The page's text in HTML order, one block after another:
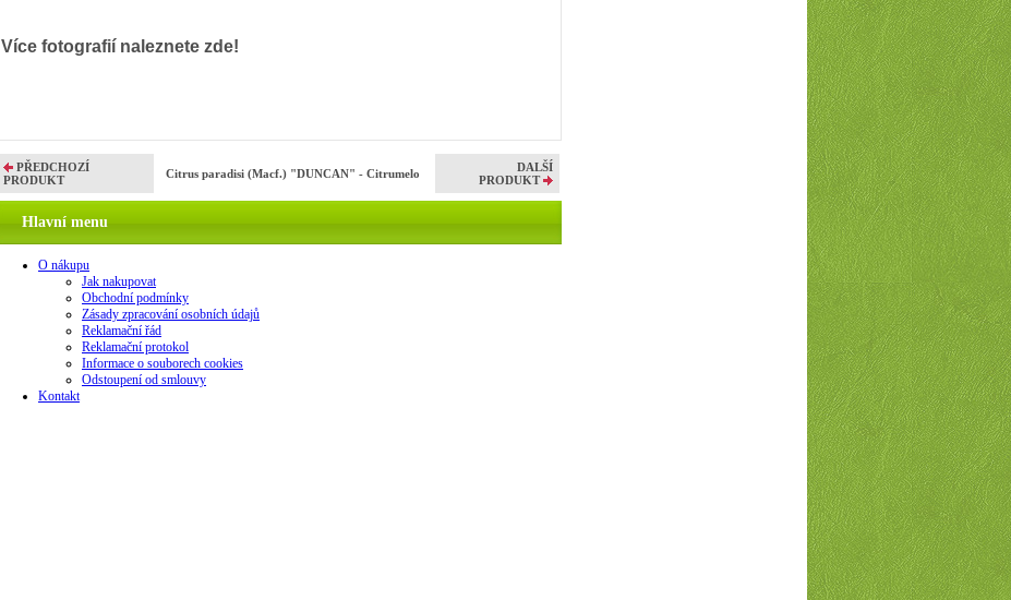
Více fotografií naleznete zde!
PŘEDCHOZÍ
PRODUKT
Citrus paradisi (Macf.) "DUNCAN" - Citrumelo
DALŠÍ
PRODUKT
Hlavní menu
O nákupu
Jak nakupovat
Obchodní podmínky
Zásady zpracování osobních údajů
Reklamační řád
Reklamační protokol
Informace o souborech cookies
Odstoupení od smlouvy
Kontakt